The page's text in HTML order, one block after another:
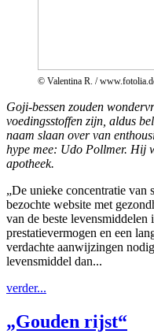
© Valentina R. /
Goji-bessen zouden
voedingsstoffen zijn, aldus
naam slaan over van
hype mee: Udo Pollmer. Hij
apotheek.
„De unieke concentratie van
bezochte website met
van de beste
prestatievermogen en een
verdachte aanwijzingen
levensmiddel dan...
verder...
„Gouden rijst“